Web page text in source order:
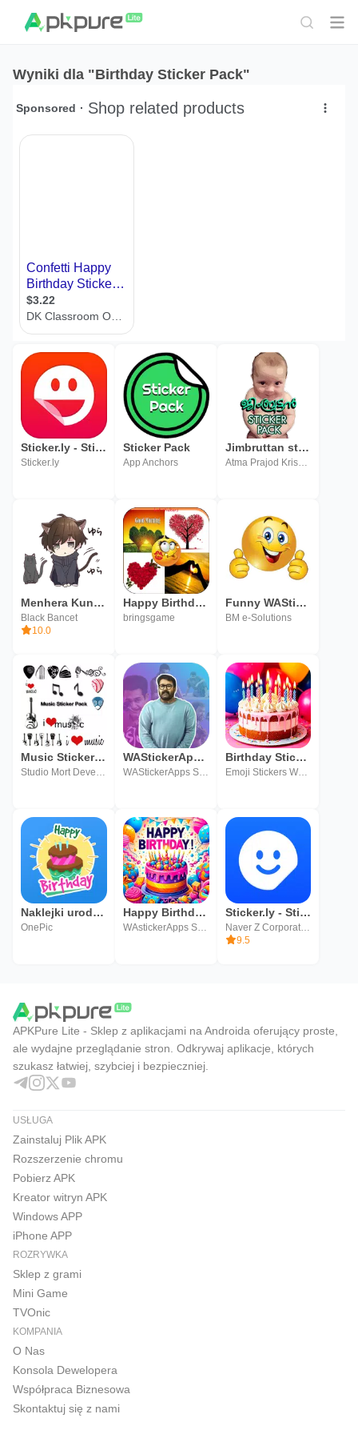
Wyniki dla "Birthday Sticker Pack"
Sticker.ly - Sticker Maker & Sticker Pack
Sticker.ly
Sticker Pack
App Anchors
Jimbruttan sticker pack
Atma Prajod Krishna
Menhera Kun Sticker Pack
Black Bancet
10.0
Happy Birthday & Love Sticker
bringsgame
Funny WASticker Sticker Pack
BM e-Solutions
Music Sticker Pack
Studio Mort Development
WAStickerApps Malayalam Sticker Pack
WAStickerApps Sticker Pack
Birthday Stickers for WhatsApp
Emoji Stickers WAStickerApps
Naklejki urodzinowe WASticker
OnePic
Happy Birthday Stickers for WA
WAstickerApps Stickers Store
Sticker.ly - Sticker Maker
Naver Z Corporation
9.5
APKPure Lite - Sklep z aplikacjami na Androida oferujący proste,
ale wydajne przeglądanie stron. Odkrywaj aplikacje, których
szukasz łatwiej, szybciej i bezpieczniej.
USŁUGA
Zainstaluj Plik APK
Rozszerzenie chromu
Pobierz APK
Kreator witryn APK
Windows APP
iPhone APP
ROZRYWKA
Sklep z grami
Mini Game
TVOnic
KOMPANIA
O Nas
Konsola Dewelopera
Współpraca Biznesowa
Skontaktuj się z nami